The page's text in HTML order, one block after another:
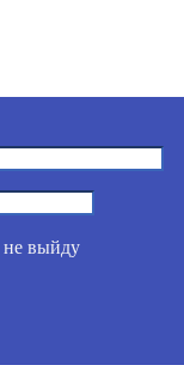
не выйду